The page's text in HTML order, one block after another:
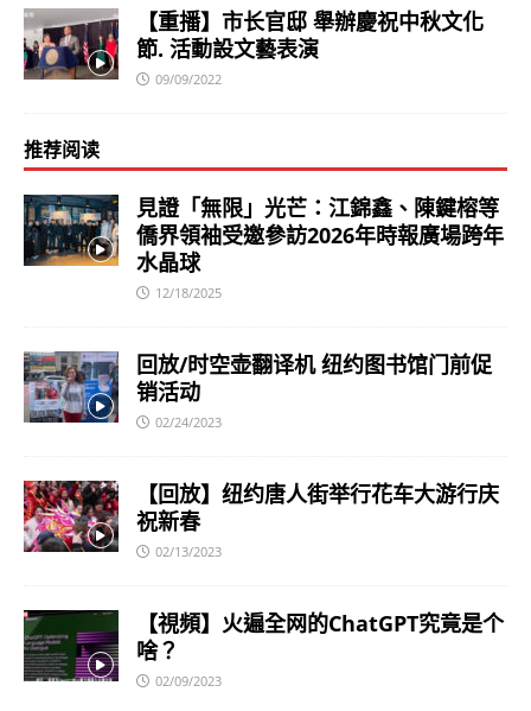
【重播】市长官邸 舉辦慶祝中秋文化
節. 活動設文藝表演
09/09/2022
推荐阅读
見證「無限」光芒：江錦鑫、陳鍵榕等
僑界領袖受邀參訪2026年時報廣場跨年
水晶球
12/18/2025
回放/时空壶翻译机 纽约图书馆门前促
销活动
02/24/2023
【回放】纽约唐人街举行花车大游行庆
祝新春
02/13/2023
【視頻】火遍全网的ChatGPT究竟是个
啥？
02/09/2023